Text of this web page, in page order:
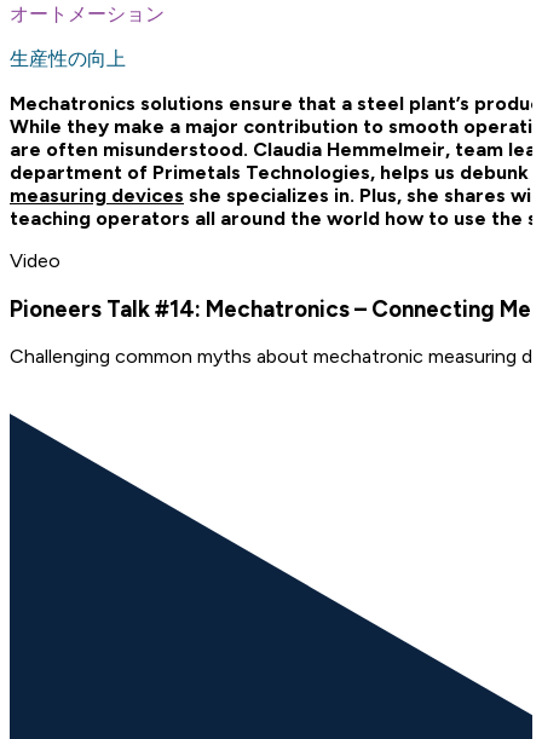
オートメーション
生産性の向上
Mechatronics solutions ensure that a steel plant’s
While they make a major contribution to smooth
are often misunderstood. Claudia Hemmelmeir, team
department of Primetals Technologies, helps us debunk
measuring devices she specializes in. Plus, she shares
teaching operators all around the world how to use the
Video
Pioneers Talk #14: Mechatronics – Connecting
Challenging common myths about mechatronic measuring